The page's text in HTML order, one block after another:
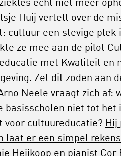
echt niet meer
Huij vertelt over de
cultuur een stevige plek
ze mee aan de pilot
met Kwaliteit en
Zet dit zoden aan
Neele vraagt zich af:
basisscholen niet tot het
voor cultuureducatie? Hij
laat er een simpel